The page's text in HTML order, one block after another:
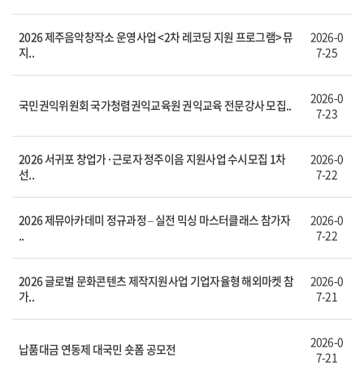
2026 제주음악창작소 운영사업 <2차 레코딩 지원 프로그램> 뮤
지..
2026-0
7-25
국민권익위원회 국가청렴권익교육원 권익교육 전문강사 모집..
2026-0
7-23
2026 서귀포 창업가·근로자 정주이음 지원사업 수시모집 1차
선..
2026-0
7-22
2026 제뮤아카데미 정규과정 – 실전 믹싱 마스터클래스 참가자
..
2026-0
7-22
2026 글로벌 문화콘텐츠 제작지원사업 기업자율형 해외마켓 참
가..
2026-0
7-21
납품대금 연동제 대국민 숏폼 공모전
2026-0
7-21